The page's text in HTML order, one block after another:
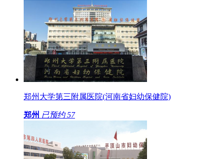
郑州大学第三附属医院(河南省妇幼保健院)
郑州 已预约 57